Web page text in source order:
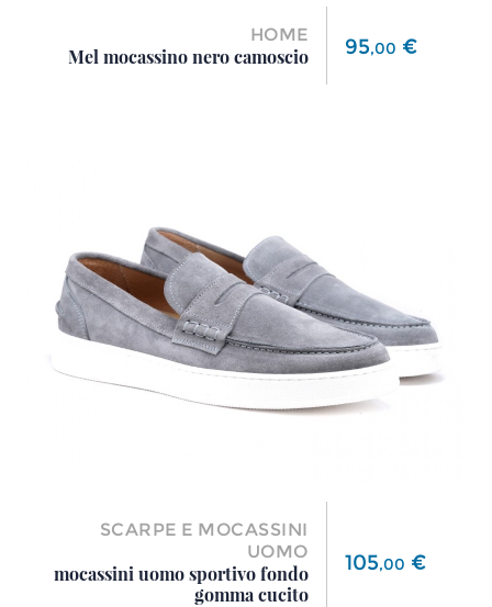
HOME
Mel mocassino nero camoscio
Prezzo
95,00 €
SCARPE E MOCASSINI
UOMO
mocassini uomo sportivo fondo
gomma cucito
Prezzo
105,00 €